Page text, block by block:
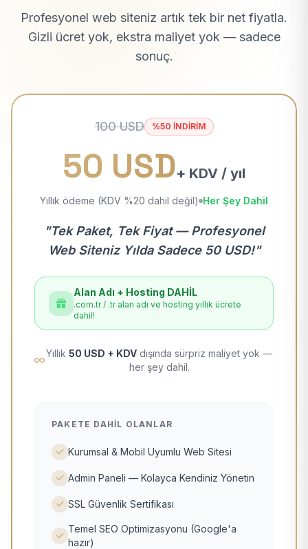
Profesyonel web siteniz artık tek bir net fiyatla.
Gizli ücret yok, ekstra maliyet yok — sadece
sonuç.
100 USD %50 İNDİRİM
50 USD+ KDV / yıl
Yıllık ödeme (KDV %20 dahil değil) Her Şey Dahil
"Tek Paket, Tek Fiyat — Profesyonel
Web Siteniz Yılda Sadece 50 USD!"
Alan Adı + Hosting DAHİL
.com.tr / .tr alan adı ve hosting yıllık ücrete
dahil!
Yıllık 50 USD + KDV dışında sürpriz maliyet yok —
her şey dahil.
PAKETE DAHIL OLANLAR
Kurumsal & Mobil Uyumlu Web Sitesi
Admin Paneli — Kolayca Kendiniz Yönetin
SSL Güvenlik Sertifikası
Temel SEO Optimizasyonu (Google'a
hazır)